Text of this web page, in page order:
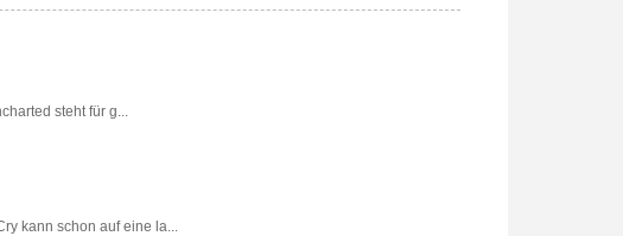
steht für g...
kann schon auf eine la...